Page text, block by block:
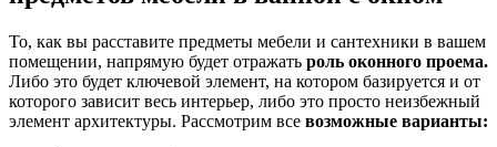
То, как вы расставите предметы мебели и сантехники в вашем
помещении, напрямую будет отражать роль оконного проема.
Либо это будет ключевой элемент, на котором базируется и от
которого зависит весь интерьер, либо это просто неизбежный
элемент архитектуры. Рассмотрим все возможные варианты: